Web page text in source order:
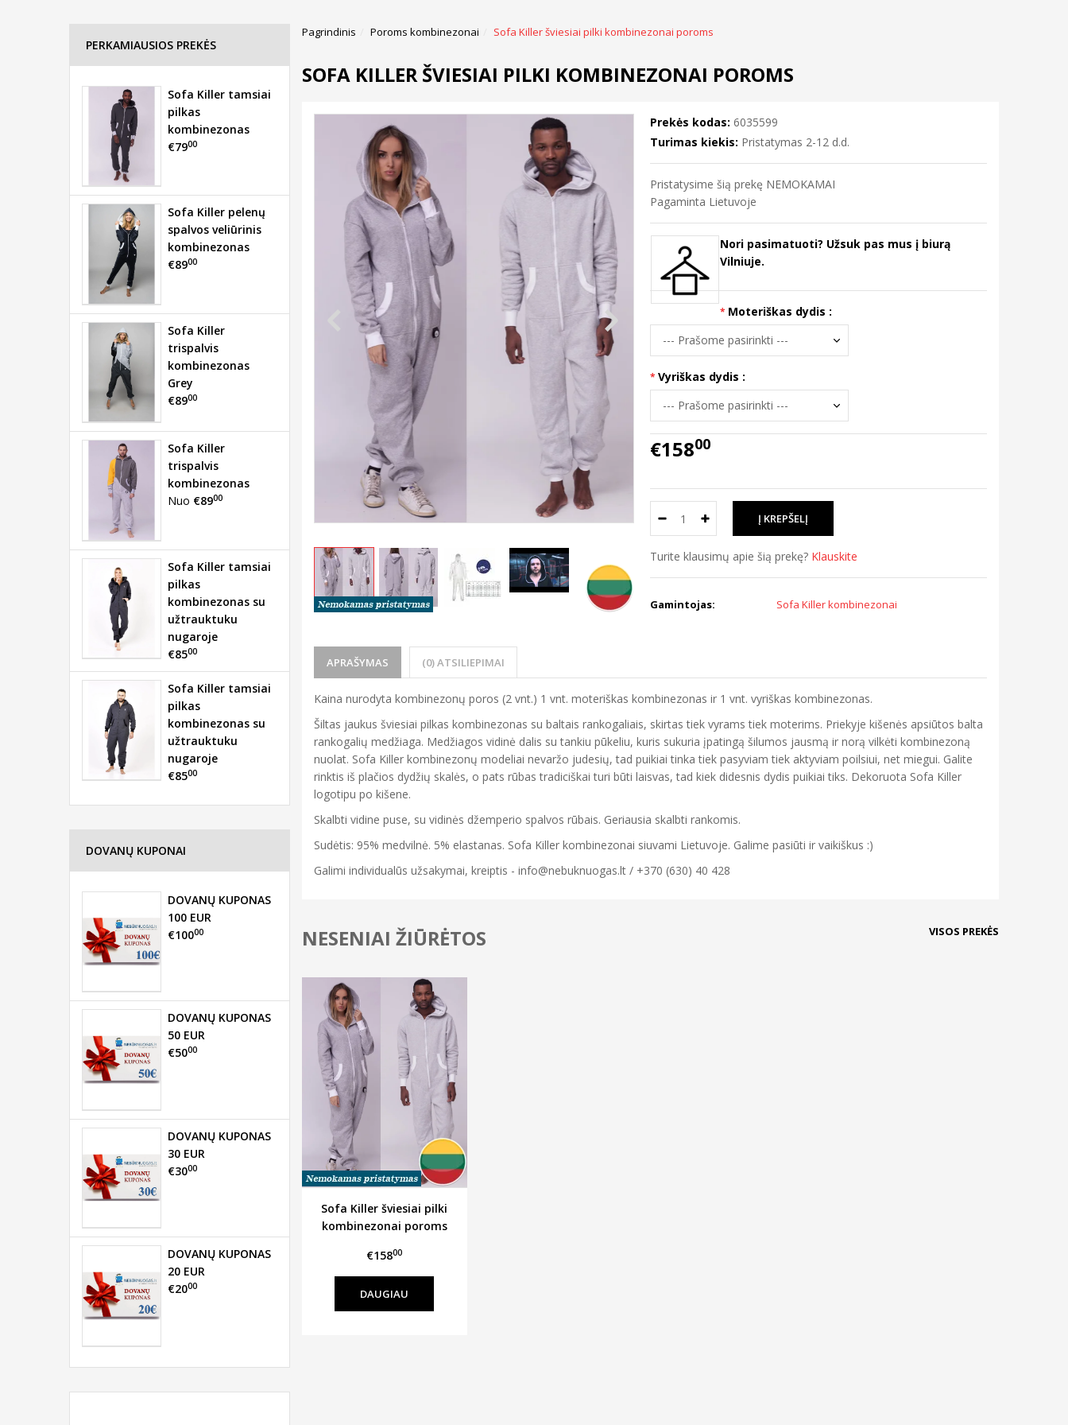
Pagrindinis Poroms kombinezonai Sofa Killer šviesiai pilki kombinezonai poroms
SOFA KILLER ŠVIESIAI PILKI KOMBINEZONAI POROMS
Prekės kodas: 6035599
Turimas kiekis: Pristatymas 2-12 d.d.
Pristatysime šią prekę NEMOKAMAI
Pagaminta Lietuvoje
Nori pasimatuoti? Užsuk pas mus į biurą
Vilniuje.
Moteriškas dydis :
Vyriškas dydis :
€15800
Turite klausimų apie šią prekę? Klauskite
Gamintojas: Sofa Killer kombinezonai
APRAŠYMAS (0) ATSILIEPIMAI
Kaina nurodyta kombinezonų poros (2 vnt.) 1 vnt. moteriškas kombinezonas ir 1 vnt. vyriškas kombinezonas.
Šiltas jaukus šviesiai pilkas kombinezonas su baltais rankogaliais, skirtas tiek vyrams tiek moterims. Priekyje kišenės apsiūtos balta
rankogalių medžiaga. Medžiagos vidinė dalis su tankiu pūkeliu, kuris sukuria įpatingą šilumos jausmą ir norą vilkėti kombinezoną
nuolat. Sofa Killer kombinezonų modeliai nevaržo judesių, tad puikiai tinka tiek pasyviam tiek aktyviam poilsiui, net miegui. Galite
rinktis iš plačios dydžių skalės, o pats rūbas tradiciškai turi būti laisvas, tad kiek didesnis dydis puikiai tiks. Dekoruota Sofa Killer
logotipu po kišene.
Skalbti vidine puse, su vidinės džemperio spalvos rūbais. Geriausia skalbti rankomis.
Sudėtis: 95% medvilnė. 5% elastanas. Sofa Killer kombinezonai siuvami Lietuvoje. Galime pasiūti ir vaikiškus :)
Galimi individualūs užsakymai, kreiptis - info@nebuknuogas.lt / +370 (630) 40 428
NESENIAI ŽIŪRĖTOS VISOS PREKĖS
Sofa Killer šviesiai pilki
kombinezonai poroms
€15800
DAUGIAU
PERKAMIAUSIOS PREKĖS
Sofa Killer tamsiai
pilkas
kombinezonas
€7900
Sofa Killer pelenų
spalvos veliūrinis
kombinezonas
€8900
Sofa Killer
trispalvis
kombinezonas
Grey
€8900
Sofa Killer
trispalvis
kombinezonas
Nuo €8900
Sofa Killer tamsiai
pilkas
kombinezonas su
užtrauktuku
nugaroje
€8500
Sofa Killer tamsiai
pilkas
kombinezonas su
užtrauktuku
nugaroje
€8500
DOVANŲ KUPONAI
DOVANŲ KUPONAS
100 EUR
€10000
DOVANŲ KUPONAS
50 EUR
€5000
DOVANŲ KUPONAS
30 EUR
€3000
DOVANŲ KUPONAS
20 EUR
€2000